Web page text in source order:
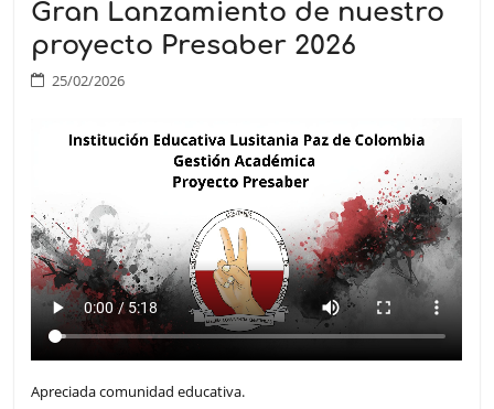
Gran Lanzamiento de nuestro
proyecto Presaber 2026
25/02/2026
Apreciada comunidad educativa.